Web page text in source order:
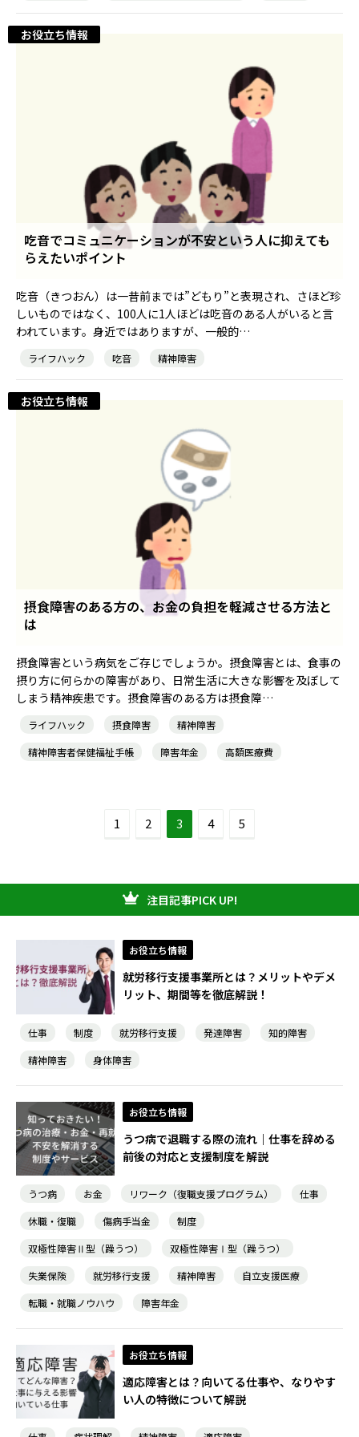
お役立ち情報
吃音でコミュニケーションが不安という人に抑えても
らえたいポイント
吃音（きつおん）は一昔前までは”どもり”と表現され、さほど珍
しいものではなく、100人に1人ほどは吃音のある人がいると言
われています。身近ではありますが、一般的…
ライフハック 吃音 精神障害
お役立ち情報
摂食障害のある方の、お金の負担を軽減させる方法と
は
摂食障害という病気をご存じでしょうか。摂食障害とは、食事の
摂り方に何らかの障害があり、日常生活に大きな影響を及ぼして
しまう精神疾患です。摂食障害のある方は摂食障…
ライフハック 摂食障害
精神障害
精神障害者保健福祉手帳
障害年金 高額医療費
1 2 3 4 5
注目記事PICK UP!
お役立ち情報
就労移行支援事業所とは？メリットやデメ
リット、期間等を徹底解説！
仕事 制度 就労移行支援 発達障害
知的障害
精神障害
身体障害
お役立ち情報
うつ病で退職する際の流れ｜仕事を辞める
前後の対応と支援制度を解説
うつ病 お金 リワーク（復職支援プログラム）
仕事
休職・復職
傷病手当金
制度
双極性障害Ⅱ型（躁うつ）
双極性障害Ⅰ型（躁うつ）
失業保険
就労移行支援 精神障害
自立支援医療
転職・就職ノウハウ
障害年金
お役立ち情報
適応障害とは？向いてる仕事や、なりやす
い人の特徴について解説